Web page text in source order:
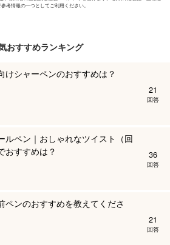
考情報の一つとしてご利用ください。
おすすめランキング
けシャーペンのおすすめは？
21
回答
ルペン｜おしゃれなツイスト（回
おすすめは？
36
回答
ペンのおすすめを教えてくださ
21
回答